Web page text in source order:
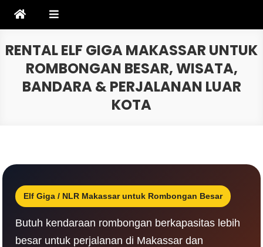
RENTAL ELF GIGA MAKASSAR UNTUK
ROMBONGAN BESAR, WISATA,
BANDARA & PERJALANAN LUAR
KOTA
Elf Giga / NLR Makassar untuk Rombongan Besar
Butuh kendaraan rombongan berkapasitas lebih
besar untuk perjalanan di Makassar dan